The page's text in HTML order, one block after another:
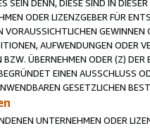
SEIN DENN, DIESE SIND IN
ODER LIZENZGEBER FÜR
VORAUSSICHTLICHEN
AUFWENDUNGEN ODER
ÜBERNEHMEN ODER (Z)
EINEN AUSSCHLUSS
GESETZLICHEN
UNTERNEHMEN ODER